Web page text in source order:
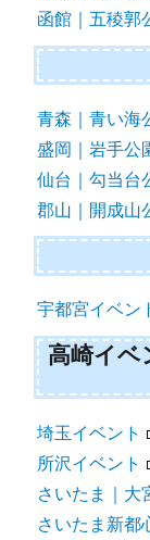
函館｜五稜郭
青森｜青い海
盛岡｜岩手公
仙台｜勾当台
郡山｜開成山
宇都宮イベン
高崎イ
埼玉イベント
所沢イベント
さいたま｜大
さいたま新都